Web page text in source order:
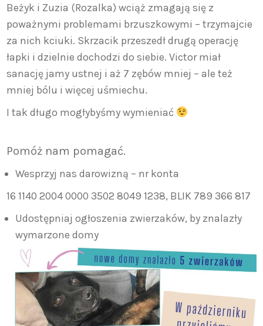
Beżyk i Zuzia (Rozalka) wciąż zmagają się z
poważnymi problemami brzuszkowymi – trzymajcie
za nich kciuki. Skrzacik przeszedł drugą operację
łapki i dzielnie dochodzi do siebie. Victor miał
sanację jamy ustnej i aż 7 zębów mniej – ale też
mniej bólu i więcej uśmiechu.
I tak długo mogłybyśmy wymieniać
Pomóż nam pomagać.
Wesprzyj nas darowizną – nr konta
16 1140 2004 0000 3502 8049 1238, BLIK 789 366 817
Udostępniaj ogłoszenia zwierzaków, by znalazły
wymarzone domy